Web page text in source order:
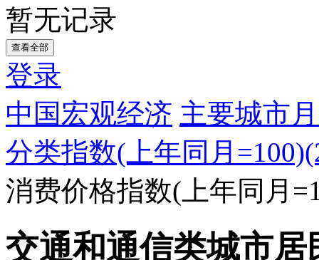
暂无记录
查看全部
登录
中国宏观经济 主要城市
分类指数(上年同月
消费价格指数(上年同月
交通和通信类城市